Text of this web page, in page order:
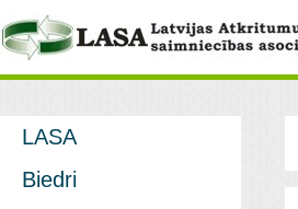
LASA
Biedri